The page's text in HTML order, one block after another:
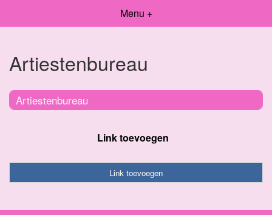
Menu +
Artiestenbureau
Artiestenbureau
Link toevoegen
Link toevoegen